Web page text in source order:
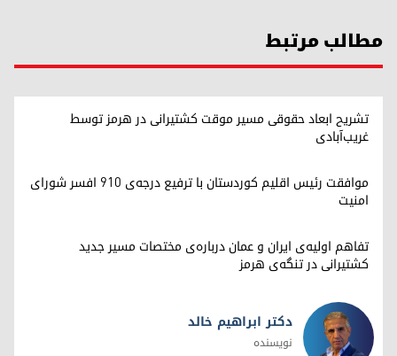
مطالب مرتبط
تشریح ابعاد حقوقی مسیر موقت کشتیرانی در هرمز توسط
غریب‌آبادی
موافقت رئیس اقلیم کوردستان با ترفیع درجه‌ی ۹۱۰ افسر شورای
امنیت
تفاهم اولیه‌ی ایران و عمان درباره‌ی مختصات مسیر جدید
کشتیرانی در تنگه‌ی هرمز
دکتر ابراهیم خالد
نویسنده